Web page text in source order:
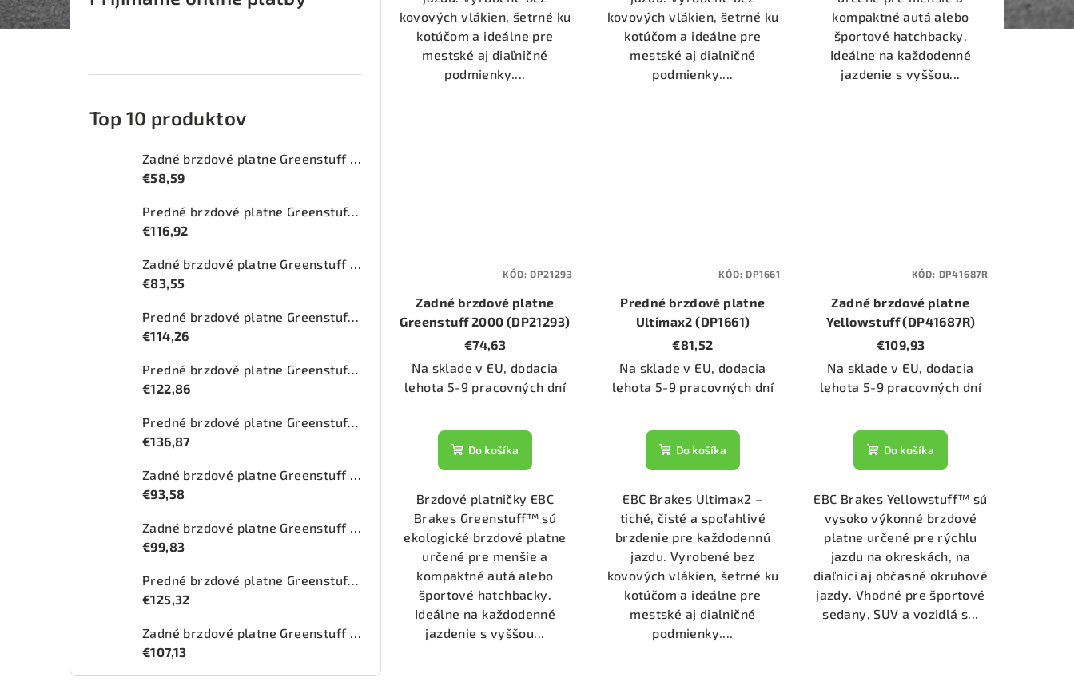
Top 10 produktov
Zadné brzdové platne Greenstuff 2000 (DP2673)
€58,59
Predné brzdové platne Greenstuff 2000 (DP2955)
€116,92
Zadné brzdové platne Greenstuff 2000 (DP21338/2)
€83,55
Predné brzdové platne Greenstuff 2000 (DP21368)
€114,26
Predné brzdové platne Greenstuff 2000 (DP21553)
€122,86
Predné brzdové platne Greenstuff 2000 (DP21911)
€136,87
Zadné brzdové platne Greenstuff 2000 (DP22053)
€93,58
Zadné brzdové platne Greenstuff 2000 (DP21193/2)
€99,83
Predné brzdové platne Greenstuff 2000 (DP21153)
€125,32
Zadné brzdové platne Greenstuff 2000 (DP22236)
€107,13
kovových vlákien, šetrné ku
kotúčom a ideálne pre
mestské aj diaľničné
podmienky....
kovových vlákien, šetrné ku
kotúčom a ideálne pre
mestské aj diaľničné
podmienky....
kompaktné autá alebo
športové hatchbacky.
Ideálne na každodenné
jazdenie s vyššou...
Zadné brzdové platne
Greenstuff 2000 (DP21293)
€74,63
Na sklade v EU, dodacia
lehota 5-9 pracovných dní
Do košíka
Brzdové platničky EBC
Brakes Greenstuff™ sú
ekologické brzdové platne
určené pre menšie a
kompaktné autá alebo
športové hatchbacky.
Ideálne na každodenné
jazdenie s vyššou...
KÓD:DP21293
Predné brzdové platne
Ultimax2 (DP1661)
€81,52
Na sklade v EU, dodacia
lehota 5-9 pracovných dní
Do košíka
EBC Brakes Ultimax2 –
tiché, čisté a spoľahlivé
brzdenie pre každodennú
jazdu. Vyrobené bez
kovových vlákien, šetrné ku
kotúčom a ideálne pre
mestské aj diaľničné
podmienky....
KÓD:DP1661
Zadné brzdové platne
Yellowstuff (DP41687R)
€109,93
Na sklade v EU, dodacia
lehota 5-9 pracovných dní
Do košíka
EBC Brakes Yellowstuff™ sú
vysoko výkonné brzdové
platne určené pre rýchlu
jazdu na okreskách, na
diaľnici aj občasné okruhové
jazdy. Vhodné pre športové
sedany, SUV a vozidlá s...
KÓD: DP41687R